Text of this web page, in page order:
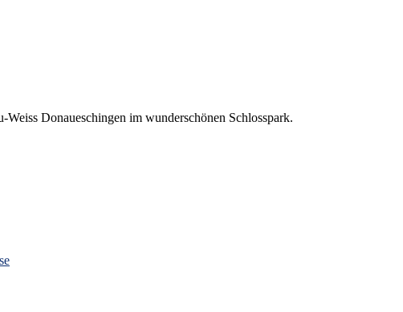
Donaueschingen im wunderschönen Schlosspark.